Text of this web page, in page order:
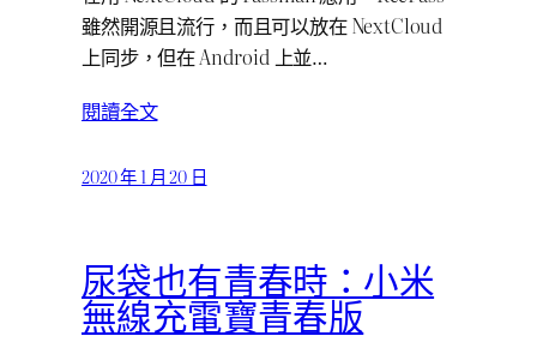
雖然開源且流行，而且可以放在 NextCloud
上同步，但在 Android 上並…
閱讀全文
2020 年 1 月 20 日
尿袋也有青春時：小米
無線充電寶青春版